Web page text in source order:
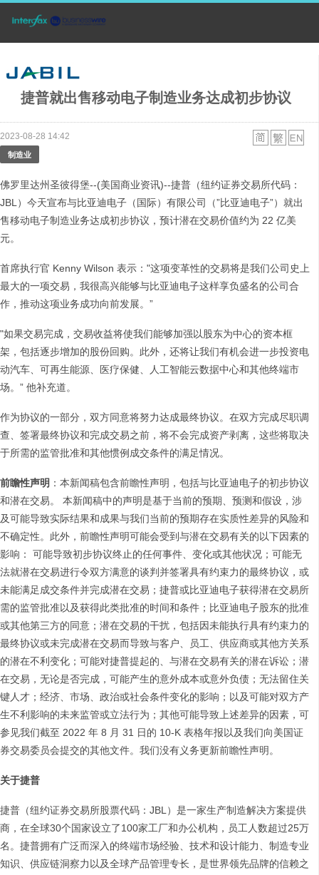
捷普就出售移动电子制造业务达成初步协议
2023-08-28 14:42
制造业
佛罗里达州圣彼得堡--(美国商业资讯)--捷普（纽约证券交易所代码：
JBL）今天宣布与比亚迪电子（国际）有限公司（”比亚迪电子”）就出
售移动电子制造业务达成初步协议，预计潜在交易价值约为 22 亿美
元。
首席执行官 Kenny Wilson 表示："这项变革性的交易将是我们公司史上
最大的一项交易，我很高兴能够与比亚迪电子这样享负盛名的公司合
作，推动这项业务成功向前发展。”
"如果交易完成，交易收益将使我们能够加强以股东为中心的资本框
架，包括逐步增加的股份回购。此外，还将让我们有机会进一步投资电
动汽车、可再生能源、医疗保健、人工智能云数据中心和其他终端市
场。” 他补充道。
作为协议的一部分，双方同意将努力达成最终协议。在双方完成尽职调
查、签署最终协议和完成交易之前，将不会完成资产剥离，这些将取决
于所需的监管批准和其他惯例成交条件的满足情况。
前瞻性声明 ：本新闻稿包含前瞻性声明，包括与比亚迪电子的初步协议
和潜在交易。 本新闻稿中的声明是基于当前的预期、预测和假设，涉
及可能导致实际结果和成果与我们当前的预期存在实质性差异的风险和
不确定性。此外，前瞻性声明可能会受到与潜在交易有关的以下因素的
影响： 可能导致初步协议终止的任何事件、变化或其他状况；可能无
法就潜在交易进行令双方满意的谈判并签署具有约束力的最终协议，或
未能满足成交条件并完成潜在交易；捷普或比亚迪电子获得潜在交易所
需的监管批准以及获得此类批准的时间和条件；比亚迪电子股东的批准
或其他第三方的同意；潜在交易的干扰，包括因未能执行具有约束力的
最终协议或未完成潜在交易而导致与客户、员工、供应商或其他方关系
的潜在不利变化；可能对捷普提起的、与潜在交易有关的潜在诉讼；潜
在交易，无论是否完成，可能产生的意外成本或意外负债；无法留住关
键人才；经济、市场、政治或社会条件变化的影响；以及可能对双方产
生不利影响的未来监管或立法行为；其他可能导致上述差异的因素，可
参见我们截至 2022 年 8 月 31 日的 10-K 表格年报以及我们向美国证
券交易委员会提交的其他文件。我们没有义务更新前瞻性声明。
关于捷普
捷普（纽约证券交易所股票代码：JBL）是一家生产制造解决方案提供
商，在全球30个国家设立了100家工厂和办公机构，员工人数超过25万
名。捷普拥有广泛而深入的终端市场经验、技术和设计能力、制造专业
知识、供应链洞察力以及全球产品管理专长，是世界领先品牌的信赖之